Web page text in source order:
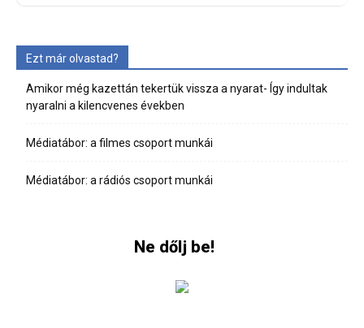
Ezt már olvastad?
Amikor még kazettán tekertük vissza a nyarat- Így indultak
nyaralni a kilencvenes években
Médiatábor: a filmes csoport munkái
Médiatábor: a rádiós csoport munkái
Ne dőlj be!